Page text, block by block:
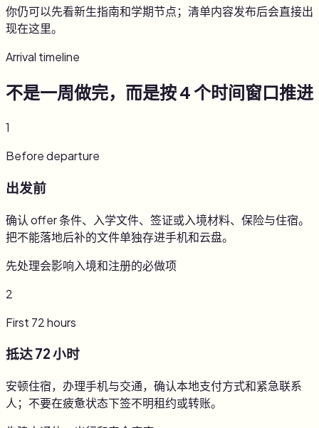
你仍可以先看新生指南和学期节点；清单内容发布后会直接出
现在这里。
Arrival timeline
不是一周做完，而是按 4 个时间窗口推进
1
Before departure
出发前
确认 offer 条件、入学文件、签证或入境材料、保险与住宿。
把不能落地后补的文件单独存进手机和云盘。
先处理会影响入境和注册的必做项
2
First 72 hours
抵达 72 小时
安顿住宿，办理手机与交通，确认本地支付方式和紧急联系
人；不要在疲惫状态下签不明租约或转账。